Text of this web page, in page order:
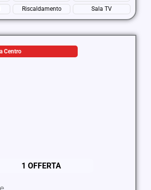
Riscaldamento Sala TV
1 OFFERTA
Centro